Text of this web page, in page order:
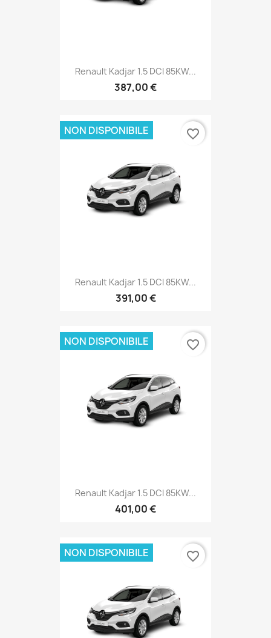
Renault Kadjar 1.5 DCI 85KW...
387,00 €
Renault Kadjar 1.5 DCI 85KW...
391,00 €
NON DISPONIBILE favorite_border
Renault Kadjar 1.5 DCI 85KW...
401,00 €
NON DISPONIBILE favorite_border
NON DISPONIBILE favorite_border